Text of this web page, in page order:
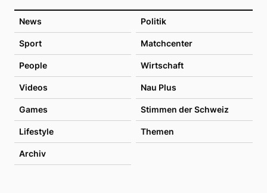
News Politik
Sport Matchcenter
People Wirtschaft
Videos Nau Plus
Games Stimmen der Schweiz
Lifestyle Themen
Archiv